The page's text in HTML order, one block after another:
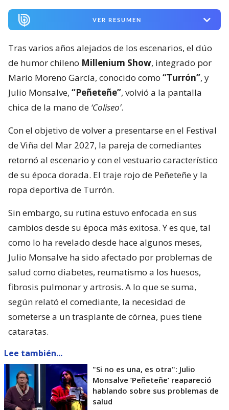
VER RESUMEN
Tras varios años alejados de los escenarios, el dúo
de humor chileno Millenium Show, integrado por
Mario Moreno García, conocido como “Turrón”, y
Julio Monsalve, “Peñeteñe”, volvió a la pantalla
chica de la mano de ‘Coliseo’.
Con el objetivo de volver a presentarse en el Festival
de Viña del Mar 2027, la pareja de comediantes
retornó al escenario y con el vestuario característico
de su época dorada. El traje rojo de Peñeteñe y la
ropa deportiva de Turrón.
Sin embargo, su rutina estuvo enfocada en sus
cambios desde su época más exitosa. Y es que, tal
como lo ha revelado desde hace algunos meses,
Julio Monsalve ha sido afectado por problemas de
salud como diabetes, reumatismo a los huesos,
fibrosis pulmonar y artrosis. A lo que se suma,
según relató el comediante, la necesidad de
someterse a un trasplante de córnea, pues tiene
cataratas.
Lee también...
"Si no es una, es otra": Julio
Monsalve ’Peñeteñe’ reapareció
hablando sobre sus problemas de
salud